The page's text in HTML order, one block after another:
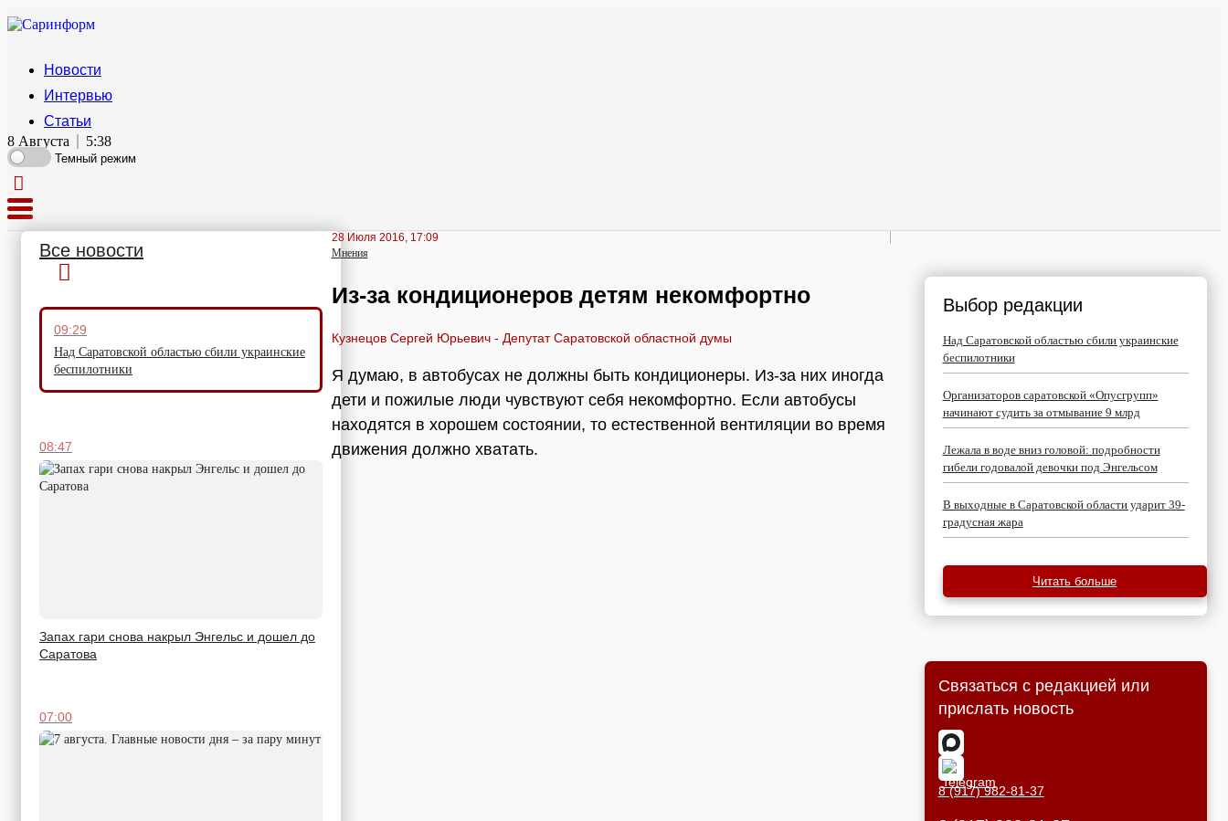
Новости
Интервью
Статьи
8 Августа
5:38
Темный режим
Все новости
09:29
Над Саратовской областью сбили украинские
беспилотники
08:47
Запах гари снова накрыл Энгельс и дошел до
Саратова
07:00
28 Июля 2016, 17:09
Мнения
Из-за кондиционеров детям некомфортно
Кузнецов Сергей Юрьевич - Депутат Саратовской областной думы
Я думаю, в автобусах не должны быть кондиционеры. Из-за них иногда
дети и пожилые люди чувствуют себя некомфортно. Если автобусы
находятся в хорошем состоянии, то естественной вентиляции во время
движения должно хватать.
Выбор редакции
Над Саратовской областью сбили украинские
беспилотники
Организаторов саратовской «Опусгрупп»
начинают судить за отмывание 9 млрд
Лежала в воде вниз головой: подробности
гибели годовалой девочки под Энгельсом
В выходные в Саратовской области ударит 39-
градусная жара
Читать больше
Связаться с редакцией или
прислать новость
8 (917) 982-81-37